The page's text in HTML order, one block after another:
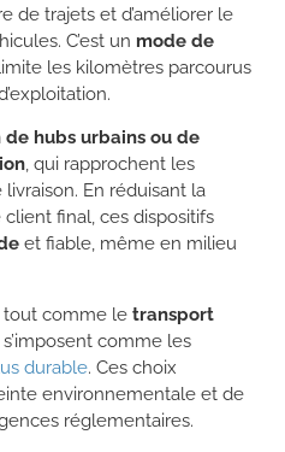
de trajets et d’améliorer le
C’est un mode de
les kilomètres parcourus
de hubs urbains ou de
, qui rapprochent les
En réduisant la
final, ces dispositifs
et fiable, même en milieu
tout comme le transport
comme les
durable. Ces choix
environnementale et de
réglementaires.